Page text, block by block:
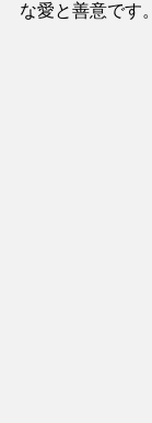
な愛と善意です。